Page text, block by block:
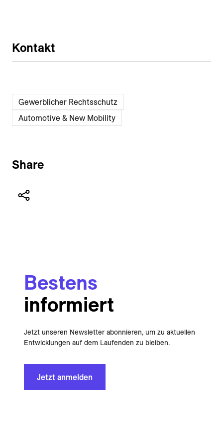
Kontakt
Gewerblicher Rechtsschutz
Automotive & New Mobility
Share
Bestens
informiert
Jetzt unseren Newsletter abonnieren, um zu aktuellen
Entwicklungen auf dem Laufenden zu bleiben.
Jetzt anmelden